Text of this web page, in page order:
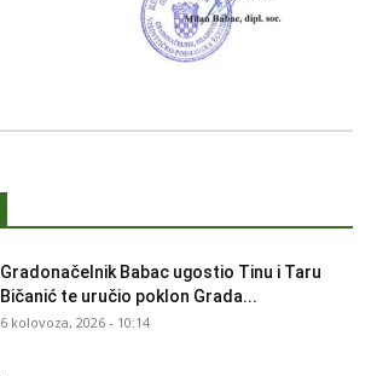
Gradonačelnik Babac ugostio Tinu i Taru
Bičanić te uručio poklon Grada...
6 kolovoza, 2026 - 10:14